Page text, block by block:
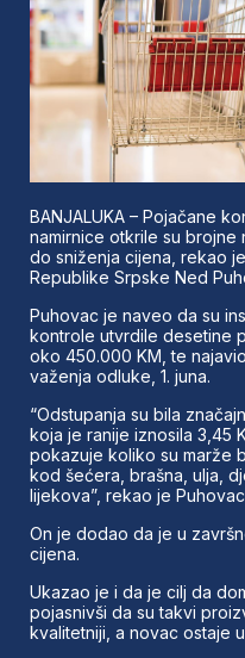
BANJALUKA – Pojačane
namirnice otkrile su brojne
do sniženja cijena, rekao
Republike Srpske Ned
Puhovac je naveo da su
kontrole utvrdile desetine
oko 450.000 KM, te
važenja odluke, 1. juna.
“Odstupanja su bila
koja je ranije iznosila 3,45
pokazuje koliko su marže
kod šećera, brašna, ulja,
lijekova”, rekao je
On je dodao da je u
cijena.
Ukazao je i da je cilj da
pojasnivši da su takvi
kvalitetniji, a novac ostaje